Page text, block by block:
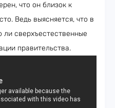
что он близок к
Ведь выясняется, что в
сверхъестественные
правительства.